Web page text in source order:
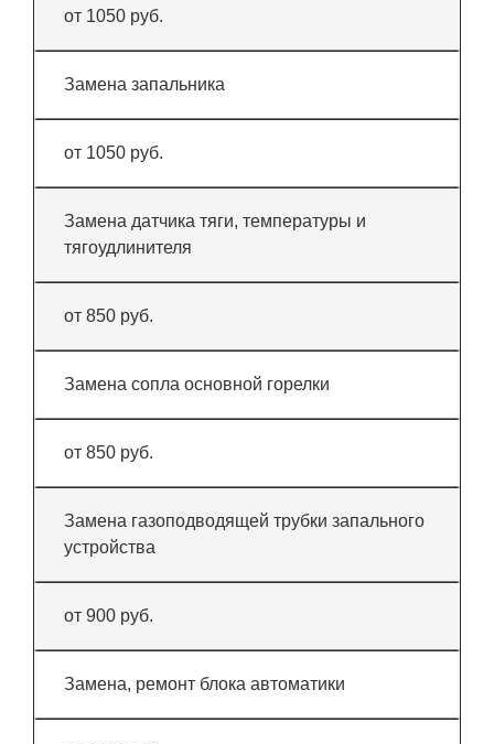
от 1050 руб.
Замена запальника
от 1050 руб.
Замена датчика тяги, температуры и
тягоудлинителя
от 850 руб.
Замена сопла основной горелки
от 850 руб.
Замена газоподводящей трубки запального
устройства
от 900 руб.
Замена, ремонт блока автоматики